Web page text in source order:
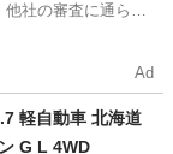
社の審査に通らな
Ad
軽自動車 北海道
G L 4WD